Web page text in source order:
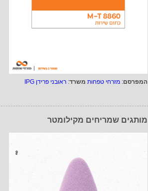
המפרסם: מזרחי טפחות משרד: ראובני פרידן IPG
מותגים שמריחים מקילומטר